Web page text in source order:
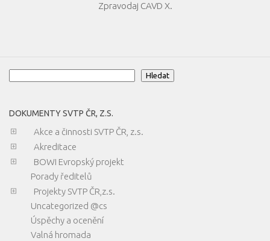
Zpravodaj CAVD X.
Hledat
DOKUMENTY SVTP ČR, Z.S.
Akce a činnosti SVTP ČR, z.s.
Akreditace
BOWI Evropský projekt
Porady ředitelů
Projekty SVTP ČR,z.s.
Uncategorized @cs
Úspěchy a ocenění
Valná hromada